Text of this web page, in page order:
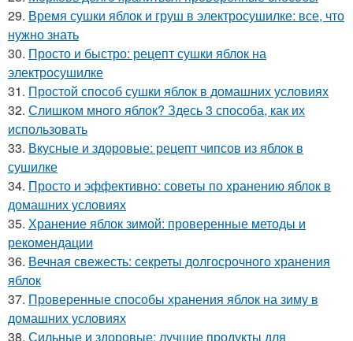
29. Время сушки яблок и груш в электросушилке: все, что
нужно знать
30. Просто и быстро: рецепт сушки яблок на
электросушилке
31. Простой способ сушки яблок в домашних условиях
32. Слишком много яблок? Здесь 3 способа, как их
использовать
33. Вкусные и здоровые: рецепт чипсов из яблок в
сушилке
34. Просто и эффективно: советы по хранению яблок в
домашних условиях
35. Хранение яблок зимой: проверенные методы и
рекомендации
36. Вечная свежесть: секреты долгосрочного хранения
яблок
37. Проверенные способы хранения яблок на зиму в
домашних условиях
38. Сильные и здоровые: лучшие продукты для